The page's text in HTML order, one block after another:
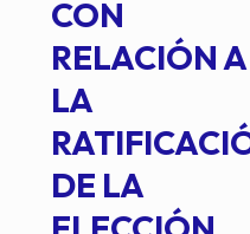
CON
RELACIÓN A
LA
DE LA